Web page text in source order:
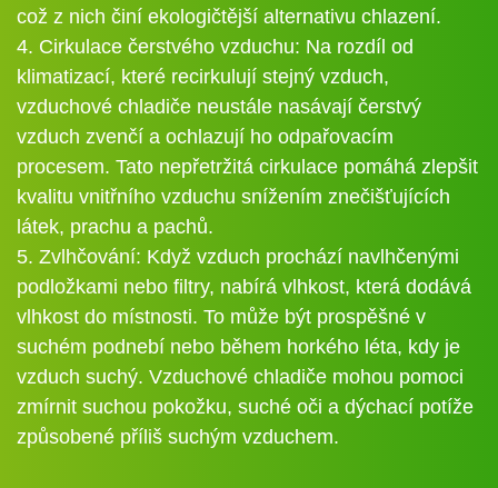
což z nich činí ekologičtější alternativu chlazení.
4. Cirkulace čerstvého vzduchu: Na rozdíl od
klimatizací, které recirkulují stejný vzduch,
vzduchové chladiče neustále nasávají čerstvý
vzduch zvenčí a ochlazují ho odpařovacím
procesem. Tato nepřetržitá cirkulace pomáhá zlepšit
kvalitu vnitřního vzduchu snížením znečišťujících
látek, prachu a pachů.
5. Zvlhčování: Když vzduch prochází navlhčenými
podložkami nebo filtry, nabírá vlhkost, která dodává
vlhkost do místnosti. To může být prospěšné v
suchém podnebí nebo během horkého léta, kdy je
vzduch suchý. Vzduchové chladiče mohou pomoci
zmírnit suchou pokožku, suché oči a dýchací potíže
způsobené příliš suchým vzduchem.